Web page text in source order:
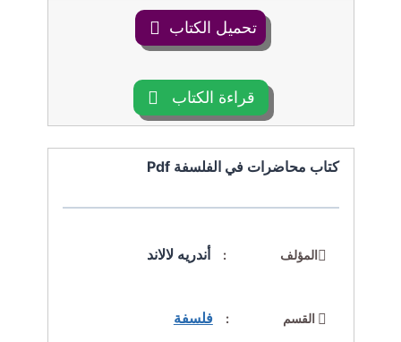
تحميل الكتاب
قراءة الكتاب
كتاب محاضرات في الفلسفة Pdf
المؤلف : أندريه لالاند
القسم : فلسفة